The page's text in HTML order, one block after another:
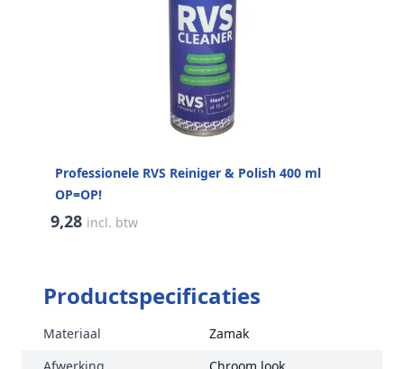
Professionele RVS Reiniger & Polish 400 ml
OP=OP!
9,28 incl. btw
Productspecificaties
Materiaal
Zamak